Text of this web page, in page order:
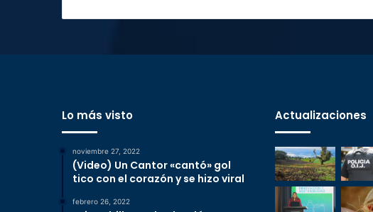
Lo más visto
noviembre 27, 2022
(Video) Un Cantor «cantó» gol
tico con el corazón y se hizo viral
febrero 26, 2022
Actualizaciones